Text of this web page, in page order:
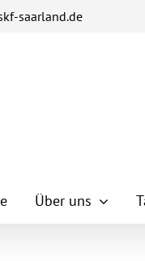
saarland.de
Über uns